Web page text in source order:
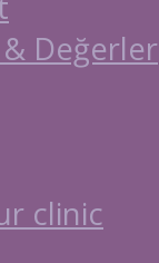
Değerler
clinic